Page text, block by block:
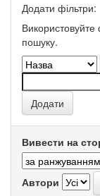
Додати фільтри:
Використовуйте
пошуку.
Вивести на
Автори